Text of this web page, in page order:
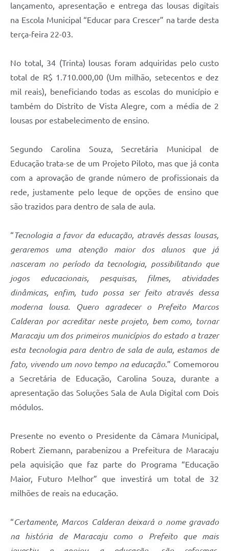
lançamento, apresentação e entrega das lousas digitais
na Escola Municipal “Educar para Crescer” na tarde desta
terça-feira 22-03.
No total, 34 (Trinta) lousas foram adquiridas pelo custo
total de R$ 1.710.000,00 (Um milhão, setecentos e dez
mil reais), beneficiando todas as escolas do município e
também do Distrito de Vista Alegre, com a média de 2
lousas por estabelecimento de ensino.
Segundo Carolina Souza, Secretária Municipal de
Educação trata-se de um Projeto Piloto, mas que já conta
com a aprovação de grande número de profissionais da
rede, justamente pelo leque de opções de ensino que
são trazidos para dentro de sala de aula.
“Tecnologia a favor da educação, através dessas lousas,
geraremos uma atenção maior dos alunos que já
nasceram no período da tecnologia, possibilitando que
jogos educacionais, pesquisas, filmes, atividades
dinâmicas, enfim, tudo possa ser feito através dessa
moderna lousa. Quero agradecer o Prefeito Marcos
Calderan por acreditar neste projeto, bem como, tornar
Maracaju um dos primeiros municípios do estado a trazer
esta tecnologia para dentro de sala de aula, estamos de
fato, vivendo um novo tempo na educação.” Comemorou
a Secretária de Educação, Carolina Souza, durante a
apresentação das Soluções Sala de Aula Digital com Dois
módulos.
Presente no evento o Presidente da Câmara Municipal,
Robert Ziemann, parabenizou a Prefeitura de Maracaju
pela aquisição que faz parte do Programa “Educação
Maior, Futuro Melhor” que investirá um total de 32
milhões de reais na educação.
“Certamente, Marcos Calderan deixará o nome gravado
na história de Maracaju como o Prefeito que mais